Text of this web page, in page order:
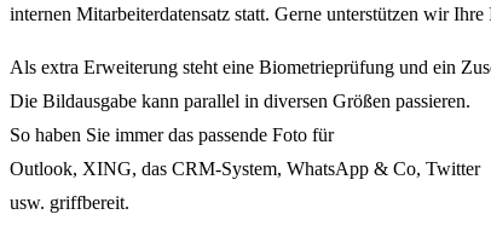
internen Mitarbeiterdatensatz statt. Gerne unterstützen wir
Als extra Erweiterung steht eine Biometrieprüfung und ein
Die Bildausgabe kann parallel in diversen Größen passieren.
So haben Sie immer das passende Foto für
Outlook, XING, das CRM-System, WhatsApp & Co, Twitter
usw. griffbereit.